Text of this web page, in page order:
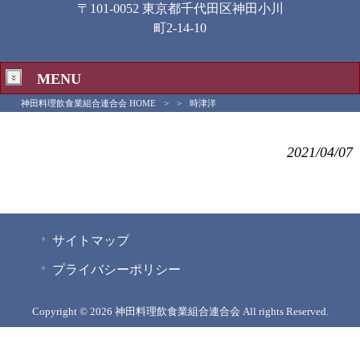
〒101-0052 東京都千代田区神田小川
町2-14-10
MENU
神田料理飲食業組合連合会 HOME > > 時津洋
2021/04/07
サイトマップ
プライバシーポリシー
Copyright © 2026 神田料理飲食業組合連合会 All rights Reserved.